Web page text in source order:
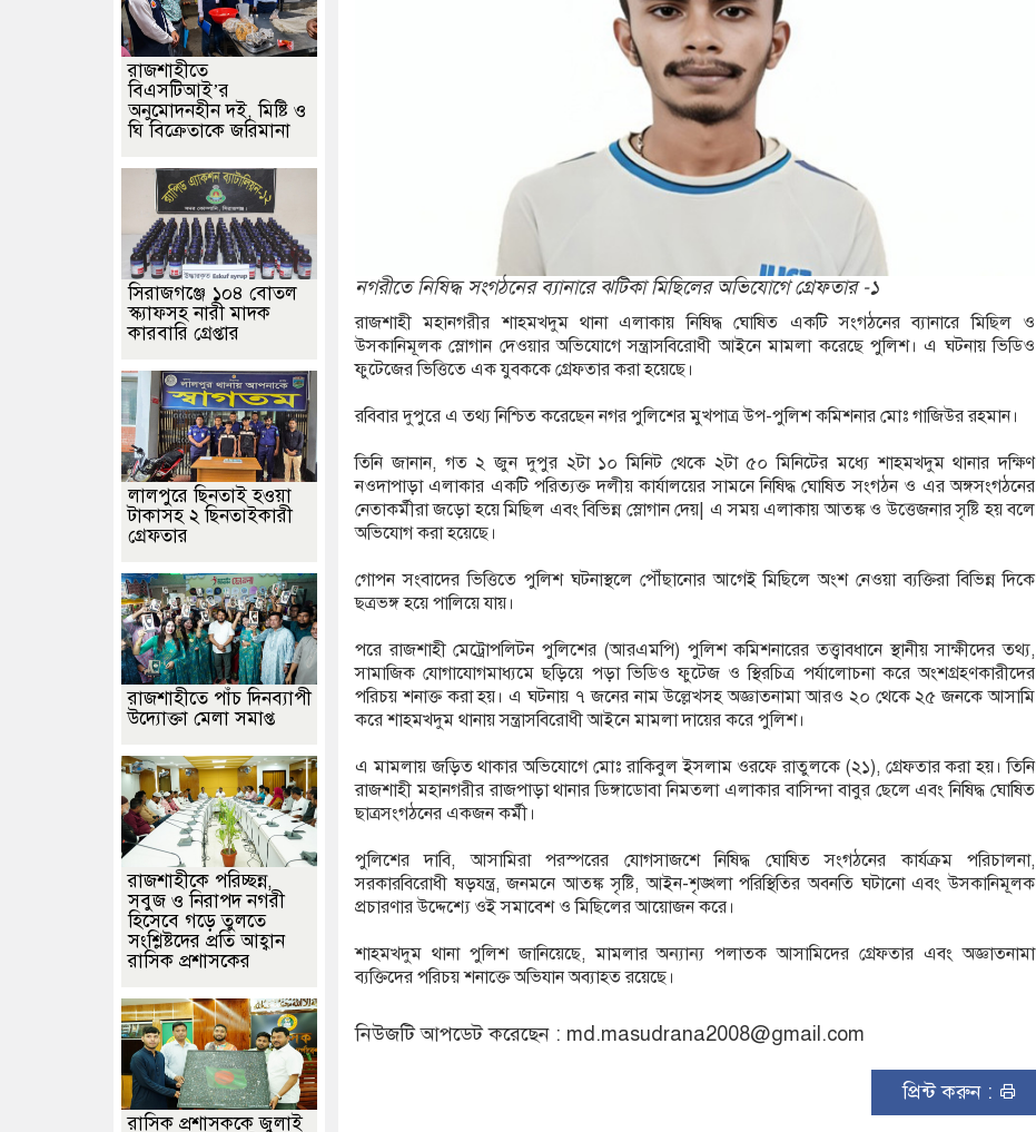
নগরীতে নিষিদ্ধ সংগঠনের ব্যানারে ঝটিকা মিছিলের অভিযোগে গ্রেফতার -১
রাজশাহী মহানগরীর শাহমখদুম থানা এলাকায় নিষিদ্ধ ঘোষিত একটি সংগঠনের ব্যানারে মিছিল ও
উসকানিমূলক স্লোগান দেওয়ার অভিযোগে সন্ত্রাসবিরোধী আইনে মামলা করেছে পুলিশ। এ ঘটনায় ভিডিও
ফুটেজের ভিত্তিতে এক যুবককে গ্রেফতার করা হয়েছে।
রবিবার দুপুরে এ তথ্য নিশ্চিত করেছেন নগর পুলিশের মুখপাত্র উপ-পুলিশ কমিশনার মোঃ গাজিউর রহমান।
তিনি জানান, গত ২ জুন দুপুর ২টা ১০ মিনিট থেকে ২টা ৫০ মিনিটের মধ্যে শাহমখদুম থানার দক্ষিণ
নওদাপাড়া এলাকার একটি পরিত্যক্ত দলীয় কার্যালয়ের সামনে নিষিদ্ধ ঘোষিত সংগঠন ও এর অঙ্গসংগঠনের
নেতাকর্মীরা জড়ো হয়ে মিছিল এবং বিভিন্ন স্লোগান দেয়| এ সময় এলাকায় আতঙ্ক ও উত্তেজনার সৃষ্টি হয় বলে
অভিযোগ করা হয়েছে।
গোপন সংবাদের ভিত্তিতে পুলিশ ঘটনাস্থলে পৌঁছানোর আগেই মিছিলে অংশ নেওয়া ব্যক্তিরা বিভিন্ন দিকে
ছত্রভঙ্গ হয়ে পালিয়ে যায়।
পরে রাজশাহী মেট্রোপলিটন পুলিশের (আরএমপি) পুলিশ কমিশনারের তত্ত্বাবধানে স্থানীয় সাক্ষীদের তথ্য,
সামাজিক যোগাযোগমাধ্যমে ছড়িয়ে পড়া ভিডিও ফুটেজ ও স্থিরচিত্র পর্যালোচনা করে অংশগ্রহণকারীদের
পরিচয় শনাক্ত করা হয়। এ ঘটনায় ৭ জনের নাম উল্লেখসহ অজ্ঞাতনামা আরও ২০ থেকে ২৫ জনকে আসামি
করে শাহমখদুম থানায় সন্ত্রাসবিরোধী আইনে মামলা দায়ের করে পুলিশ।
এ মামলায় জড়িত থাকার অভিযোগে মোঃ রাকিবুল ইসলাম ওরফে রাতুলকে (২১), গ্রেফতার করা হয়। তিনি
রাজশাহী মহানগরীর রাজপাড়া থানার ডিঙ্গাডোবা নিমতলা এলাকার বাসিন্দা বাবুর ছেলে এবং নিষিদ্ধ ঘোষিত
ছাত্রসংগঠনের একজন কর্মী।
পুলিশের দাবি, আসামিরা পরস্পরের যোগসাজশে নিষিদ্ধ ঘোষিত সংগঠনের কার্যক্রম পরিচালনা,
সরকারবিরোধী ষড়যন্ত্র, জনমনে আতঙ্ক সৃষ্টি, আইন-শৃঙ্খলা পরিস্থিতির অবনতি ঘটানো এবং উসকানিমূলক
প্রচারণার উদ্দেশ্যে ওই সমাবেশ ও মিছিলের আয়োজন করে।
শাহমখদুম থানা পুলিশ জানিয়েছে, মামলার অন্যান্য পলাতক আসামিদের গ্রেফতার এবং অজ্ঞাতনামা
ব্যক্তিদের পরিচয় শনাক্তে অভিযান অব্যাহত রয়েছে।
নিউজটি আপডেট করেছেন : md.masudrana2008@gmail.com
প্রিন্ট করুন :
রাজশাহীতে
বিএসটিআই’র
অনুমোদনহীন দই, মিষ্টি ও
ঘি বিক্রেতাকে জরিমানা
সিরাজগঞ্জে ১০৪ বোতল
স্ক্যাফসহ নারী মাদক
কারবারি গ্রেপ্তার
লালপুরে ছিনতাই হওয়া
টাকাসহ ২ ছিনতাইকারী
গ্রেফতার
রাজশাহীতে পাঁচ দিনব্যাপী
উদ্যোক্তা মেলা সমাপ্ত
রাজশাহীকে পরিচ্ছন্ন,
সবুজ ও নিরাপদ নগরী
হিসেবে গড়ে তুলতে
সংশ্লিষ্টদের প্রতি আহ্বান
রাসিক প্রশাসকের
রাসিক প্রশাসককে জুলাই